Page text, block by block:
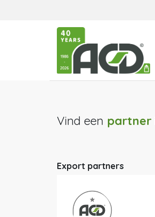
Vind een partner
Export partners